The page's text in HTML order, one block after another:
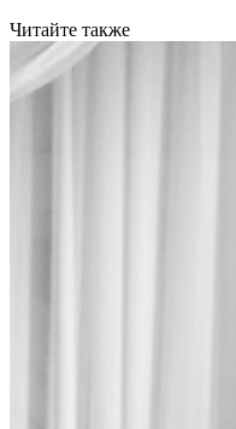
Читайте также